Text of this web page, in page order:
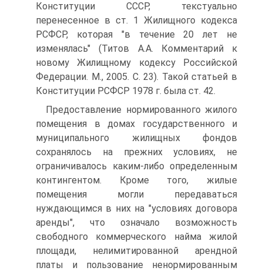
Конституции СССР, текстуально
перенесенное в ст. 1 Жилищного кодекса
РСФСР, которая "в течение 20 лет не
изменялась" (Титов А.А. Комментарий к
новому Жилищному кодексу Российской
Федерации. М., 2005. С. 23). Такой статьей в
Конституции РСФСР 1978 г. была ст. 42.
Предоставление нормированного жилого
помещения в домах государственного и
муниципального жилищных фондов
сохранялось на прежних условиях, не
ограничивалось каким-либо определенным
контингентом. Кроме того, жилые
помещения могли передаваться
нуждающимся в них на "условиях договора
аренды", что означало возможность
свободного коммерческого найма жилой
площади, нелимитированной арендной
платы и пользование ненормированным